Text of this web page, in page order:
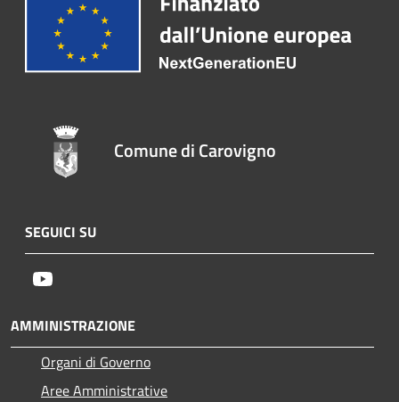
Comune di Carovigno
SEGUICI SU
AMMINISTRAZIONE
Organi di Governo
Aree Amministrative